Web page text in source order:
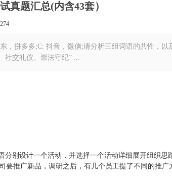
真题汇总(内含43套）
，拼多多;C: 抖音，微信;请分析三组词语的共性，以
社交礼仪、崇法守纪” ...
分别设计一个活动，并选择一个活动详细展开组织思
要推广新品，调研之后，有几个员工提了不同的推广